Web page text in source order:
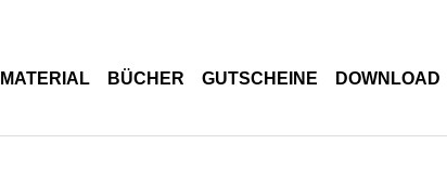
BÜCHER GUTSCHEINE DOWNLOAD